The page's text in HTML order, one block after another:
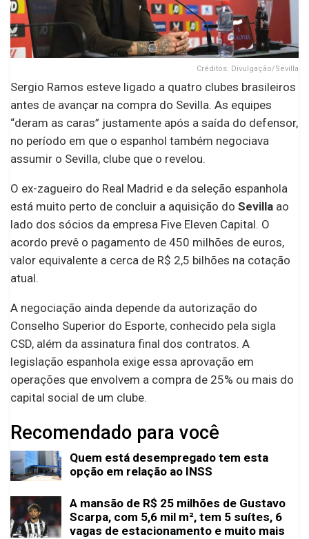
Créditos: Divulgação/Sevilla
Sergio Ramos esteve ligado a quatro clubes brasileiros
antes de avançar na compra do Sevilla. As equipes
“deram as caras” justamente após a saída do defensor,
no período em que o espanhol também negociava
assumir o Sevilla, clube que o revelou.
O ex-zagueiro do Real Madrid e da seleção espanhola
está muito perto de concluir a aquisição do Sevilla ao
lado dos sócios da empresa Five Eleven Capital. O
acordo prevê o pagamento de 450 milhões de euros,
valor equivalente a cerca de R$ 2,5 bilhões na cotação
atual.
A negociação ainda depende da autorização do
Conselho Superior do Esporte, conhecido pela sigla
CSD, além da assinatura final dos contratos. A
legislação espanhola exige essa aprovação em
operações que envolvem a compra de 25% ou mais do
capital social de um clube.
Recomendado para você
Quem está desempregado tem esta
opção em relação ao INSS
A mansão de R$ 25 milhões de Gustavo
Scarpa, com 5,6 mil m², tem 5 suítes, 6
vagas de estacionamento e muito mais